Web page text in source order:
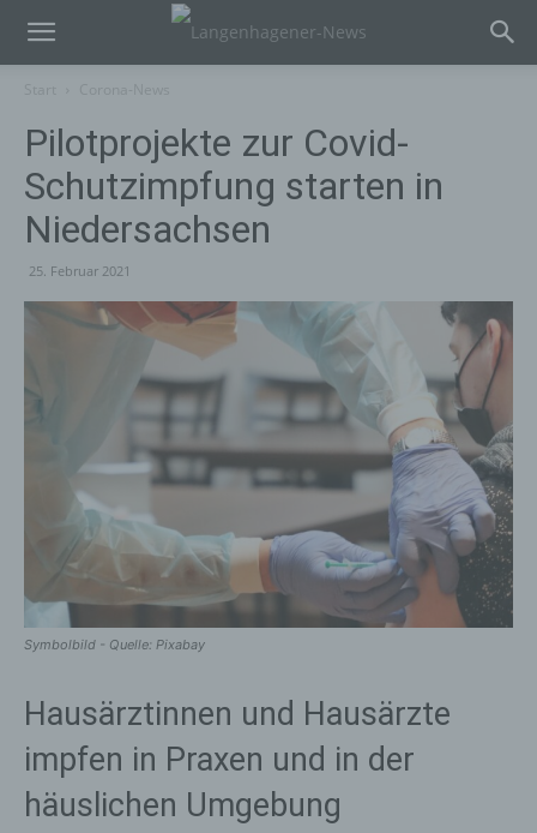
Pilotprojekte zur Covid-
Schutzimpfung starten in
Niedersachsen
25. Februar 2021
Symbolbild - Quelle: Pixabay
Hausärztinnen und Hausärzte
impfen in Praxen und in der
häuslichen Umgebung